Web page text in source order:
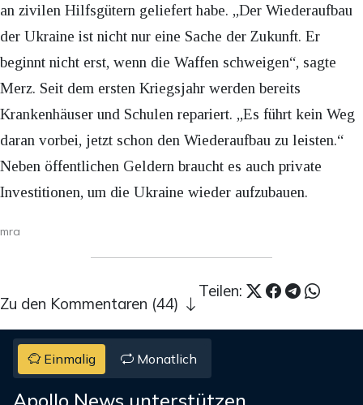
an zivilen Hilfsgütern geliefert habe. „Der Wiederaufbau
der Ukraine ist nicht nur eine Sache der Zukunft. Er
beginnt nicht erst, wenn die Waffen schweigen“, sagte
Merz. Seit dem ersten Kriegsjahr werden bereits
Krankenhäuser und Schulen repariert. „Es führt kein Weg
daran vorbei, jetzt schon den Wiederaufbau zu leisten.“
Neben öffentlichen Geldern braucht es auch private
Investitionen, um die Ukraine wieder aufzubauen.
mra
Teilen:
Zu den Kommentaren (44)
Einmalig Monatlich
Apollo News unterstützen